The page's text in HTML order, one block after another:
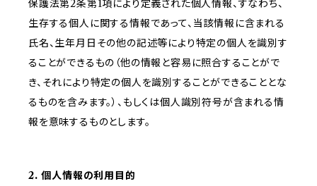
保護法第2条第1項により定義された個人情報、すなわち、
生存する個人に関する情報であって、当該情報に含まれる
氏名、生年月日その他の記述等により特定の個人を識別す
ることができるもの（他の情報と容易に照合することがで
き、それにより特定の個人を識別することができることとな
るものを含みます。）、もしくは個人識別符号が含まれる情
報を意味するものとします。
2. 個人情報の利用目的